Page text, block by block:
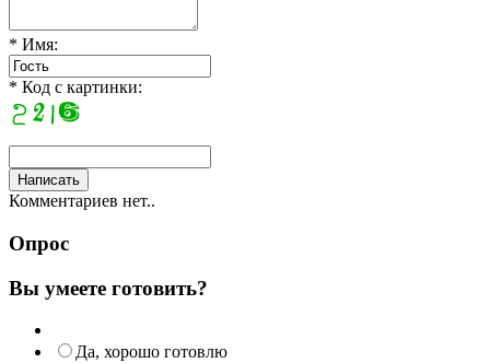
* Имя:
* Код с картинки:
Комментариев нет..
Опрос
Вы умеете готовить?
Да, хорошо готовлю